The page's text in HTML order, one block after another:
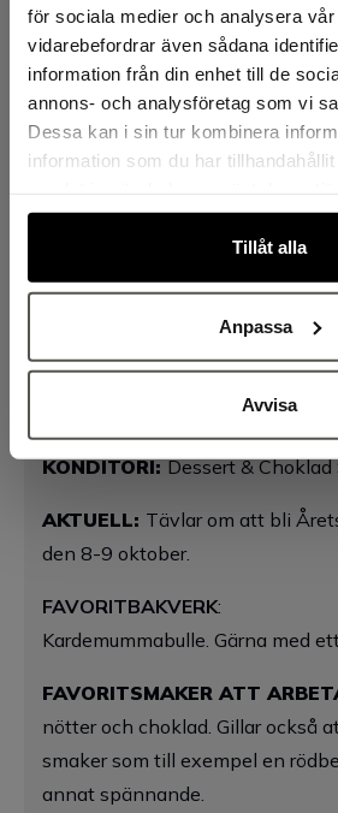
för sociala medier och analysera
vidarebefordrar även sådana
information från din enhet till de
annons- och analysföretag som vi
Dessa kan i sin tur kombinera
information som du har
Tillåt alla
Anpassa
Avvisa
Bakers önskar Diana
Dianas bästa
OM DIANA LUND
KONDITORI:Dessert &
AKTUELL: Tävlar om att bli
den 8-9 oktober.
FAVORITBAKVERK:
Kardemummabulle. Gärna med
FAVORITSMAKER ATT
nötter och choklad. Gillar också
smaker som till exempel en
annat spännande.